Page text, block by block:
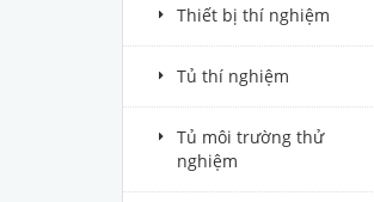
Thiết bị thí nghiệm
Tủ thí nghiệm
Tủ môi trường thử
nghiệm